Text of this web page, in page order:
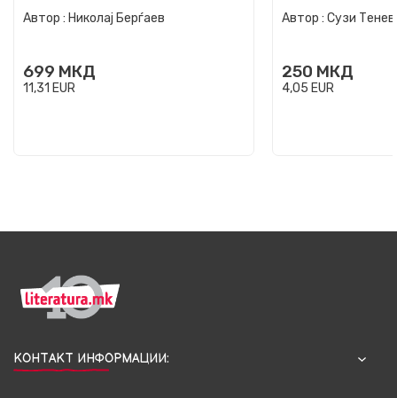
Автор : Николај Берѓаев
699 МКД
11,31 EUR
Автор : Сузи
250 МКД
4,05 EUR
КОНТАКТ ИНФОРМАЦИИ: